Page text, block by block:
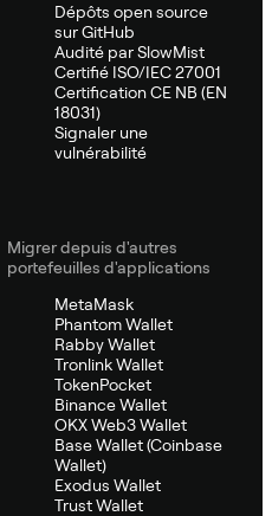
Dépôts open source
sur GitHub
Audité par SlowMist
Certifié ISO/IEC 27001
Certification CE NB (EN
18031)
Signaler une
vulnérabilité
Migrer depuis d'autres
portefeuilles d'applications
MetaMask
Phantom Wallet
Rabby Wallet
Tronlink Wallet
TokenPocket
Binance Wallet
OKX Web3 Wallet
Base Wallet (Coinbase
Wallet)
Exodus Wallet
Trust Wallet